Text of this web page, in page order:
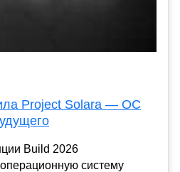
Project Solara — ОС
Build 2026
систему